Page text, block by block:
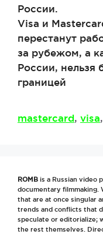
России.
Visa и
перестанут
за рубежом, а
России, нельзя
границей
Метки
mastercard, visa,
ROMB is a Russian video
documentary filmmaking.
that are at once singular
trends and conflicts that
speculate or editorialize;
the rest themselves.